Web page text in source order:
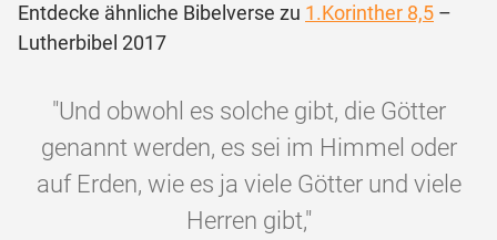
Entdecke ähnliche Bibelverse zu 1.Korinther 8,5 –
Lutherbibel 2017
"Und obwohl es solche gibt, die Götter
genannt werden, es sei im Himmel oder
auf Erden, wie es ja viele Götter und viele
Herren gibt,"